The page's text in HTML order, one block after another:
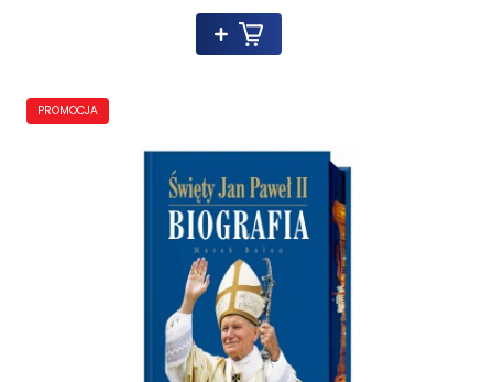
PROMOCJA